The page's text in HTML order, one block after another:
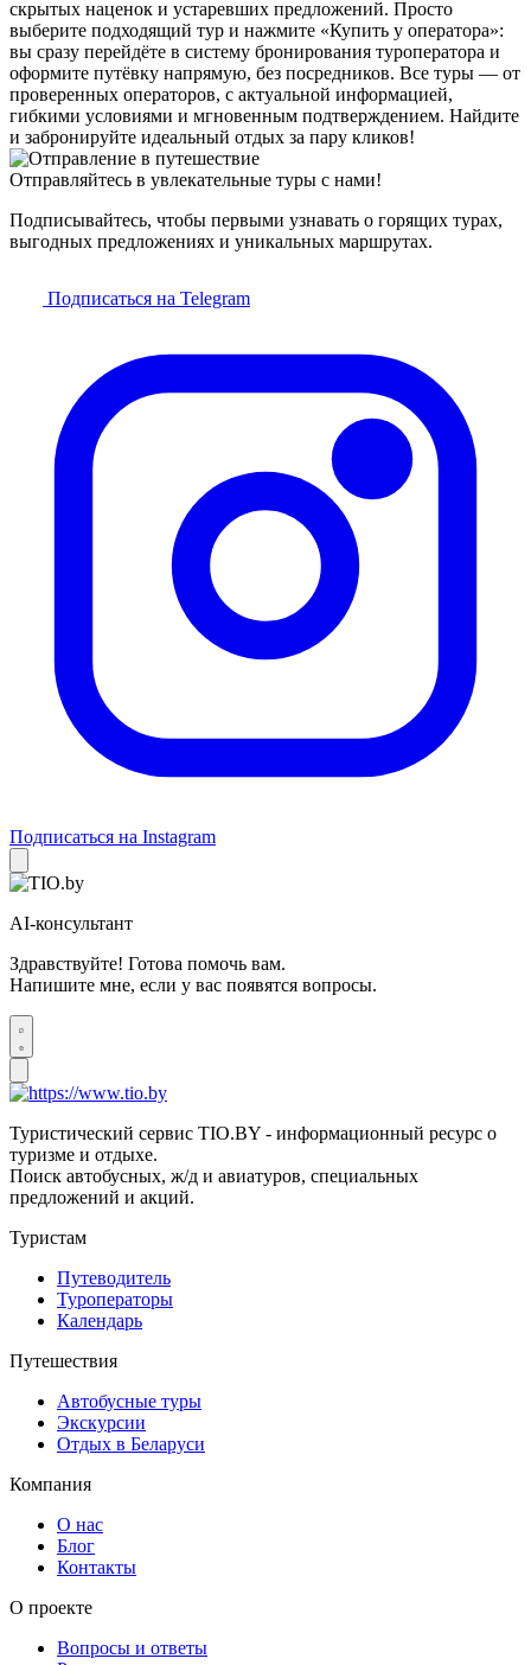
скрытых наценок и устаревших предложений. Просто
выберите подходящий тур и нажмите «Купить у оператора»:
вы сразу перейдёте в систему бронирования туроператора и
оформите путёвку напрямую, без посредников. Все туры — от
проверенных операторов, с актуальной информацией,
гибкими условиями и мгновенным подтверждением. Найдите
и забронируйте идеальный отдых за пару кликов!
Отправляйтесь в увлекательные туры с нами!
Подписывайтесь, чтобы первыми узнавать о горящих турах,
выгодных предложениях и уникальных маршрутах.
Подписаться на Telegram
Подписаться на Instagram
AI-консультант
Здравствуйте! Готова помочь вам.
Напишите мне, если у вас появятся вопросы.
Туристический сервис TIO.BY - информационный ресурс о
туризме и отдыхе.
Поиск автобусных, ж/д и авиатуров, специальных
предложений и акций.
Туристам
Путеводитель
Туроператоры
Календарь
Путешествия
Автобусные туры
Экскурсии
Отдых в Беларуси
Компания
О нас
Блог
Контакты
О проекте
Вопросы и ответы